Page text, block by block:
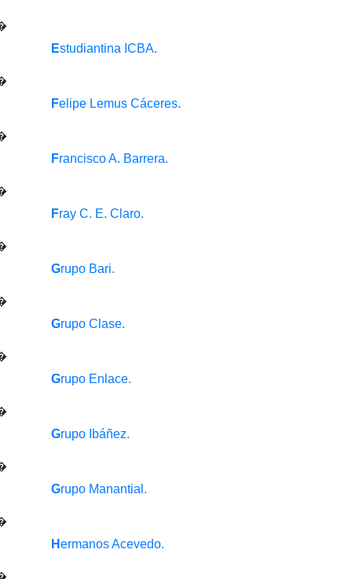
Estudiantina ICBA.
Felipe Lemus Cáceres.
Francisco A. Barrera.
Fray C. E. Claro.
Grupo Bari.
Grupo Clase.
Grupo Enlace.
Grupo Ibáñez.
Grupo Manantial.
Hermanos Acevedo.